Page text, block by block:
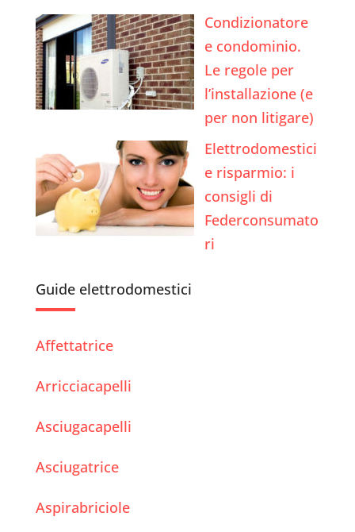
Condizionatore
e condominio.
Le regole per
l’installazione (e
per non litigare)
Elettrodomestici
e risparmio: i
consigli di
Federconsumato
ri
Guide elettrodomestici
Affettatrice
Arricciacapelli
Asciugacapelli
Asciugatrice
Aspirabriciole